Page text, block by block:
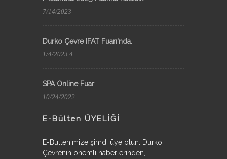
7/14/2023
Durko Çevre IFAT Fuarı'nda.
1/4/2023 4
SPA Online Fuar
10/24/2022
E-Bülten ÜYELİĞİ
E-Bültenimize şimdi üye olun. Durko
Çevrenin önemli haberlerinden,